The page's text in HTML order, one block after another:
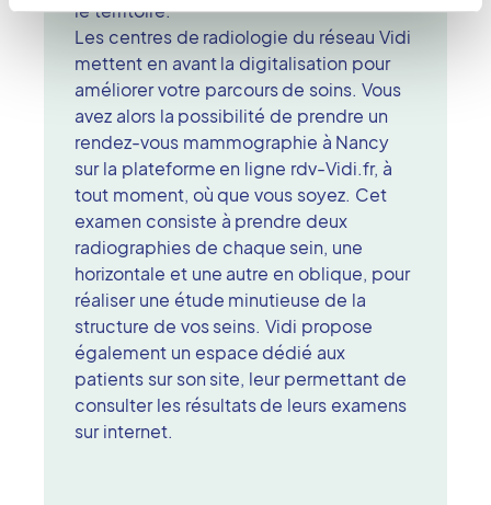
le territoire.
Les centres de radiologie du réseau Vidi
mettent en avant la digitalisation pour
améliorer votre parcours de soins. Vous
avez alors la possibilité de prendre un
rendez-vous mammographie à Nancy
sur la plateforme en ligne rdv-Vidi.fr, à
tout moment, où que vous soyez. Cet
examen consiste à prendre deux
radiographies de chaque sein, une
horizontale et une autre en oblique, pour
réaliser une étude minutieuse de la
structure de vos seins. Vidi propose
également un espace dédié aux
patients sur son site, leur permettant de
consulter les résultats de leurs examens
sur internet.